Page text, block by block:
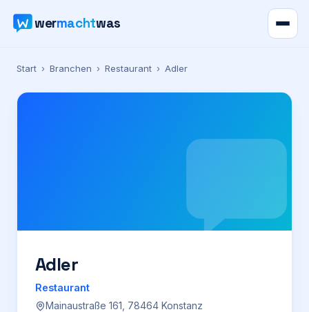
wermachtwas
Verzeichnis
Karte
Preise
Für Firmen
Start › Branchen › Restaurant › Adler
Adler
Restaurant
Mainaustraße 161, 78464 Konstanz